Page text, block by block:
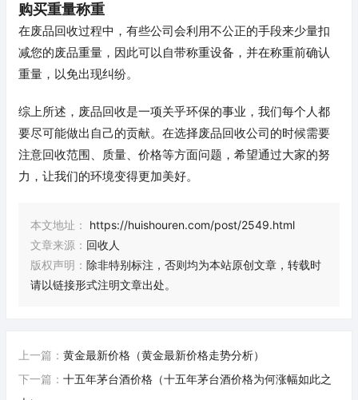
购买重量称重
在废品回收过程中，有些公司会利用不公正的手段来少量扣
减您的废品重量，因此可以自带称重设备，并在称重前确认
重量，以免出现纠纷。
综上所述，废品回收是一项关乎环保的事业，我们每个人都
要尽可能做出自己的贡献。在选择废品回收公司的时候需要
注意回收范围、质量、价格等方面问题，希望通过大家的努
力，让我们的环境变得更加美好。
本文地址：
https://huishouren.com/post/2549.html
文章来源： 回收人
版权声明： 除非特别标注，否则均为本站原创文章，转载时
请以链接形式注明文章出处。
上一篇： 黄金最新价格（黄金最新价格走势分析）
下一篇： 十五年茅台酒价格（十五年茅台酒价格为何涨幅如此之